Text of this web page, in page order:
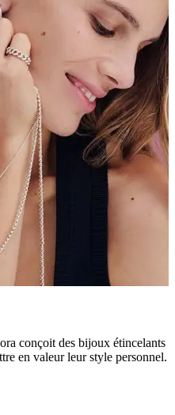
conçoit des bijoux étincelants
en valeur leur style personnel.